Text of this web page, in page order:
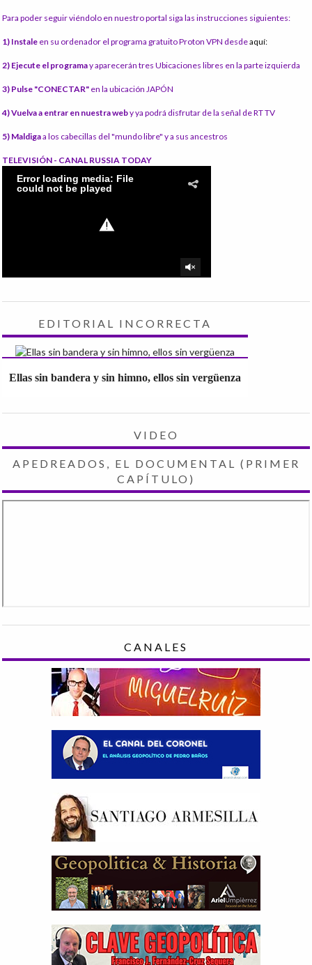
Para poder seguir viéndolo en nuestro portal siga las instrucciones siguientes:
1) Instale en su ordenador el programa gratuito Proton VPN desdeaquí:
2) Ejecute el programay aparecerán tres Ubicaciones libres en la parte izquierda
3) Pulse "CONECTAR" en la ubicación JAPÓN
4) Vuelva a entrar en nuestra weby ya podrá disfrutar de la señal de RT TV
5) Maldigaa los cabecillas del "mundo libre" y a sus ancestros
TELEVISIÓN - CANAL RUSSIA TODAY
EDITORIAL INCORRECTA
Ellas sin bandera y sin himno, ellos sin vergüenza
VIDEO
APEDREADOS, EL DOCUMENTAL (PRIMER
CAPÍTULO)
CANALES